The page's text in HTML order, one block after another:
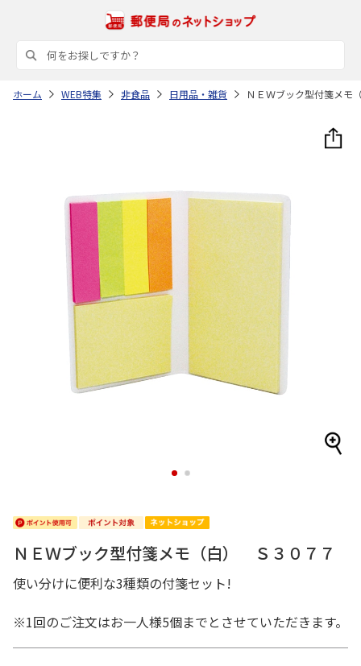
ホーム WEB特集 非食品 日用品・雑貨 ＮＥＷブック型付箋メ
1 2
ＮＥＷブック型付箋メモ（白） Ｓ３０７７
使い分けに便利な3種類の付箋セット!
※1回のご注文はお一人様5個までとさせていただきます。